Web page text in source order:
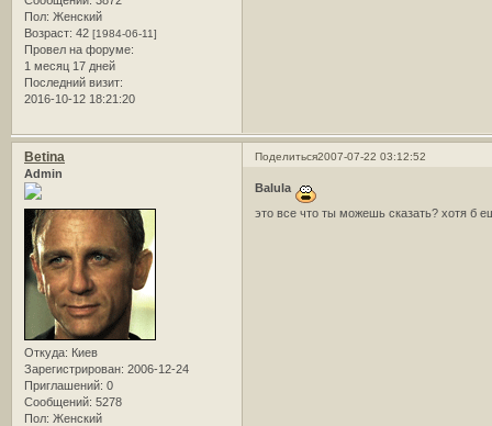
Пол: Женский
Возраст: 42 [1984-06-11]
Провел на форуме:
1 месяц 17 дней
Последний визит:
2016-10-12 18:21:20
Поделиться2007-07-22 03:12:52
Betina
Admin
Откуда: Киев
Зарегистрирован: 2006-12-24
Приглашений: 0
Сообщений: 5278
Пол: Женский
Balula
это все что ты можешь сказать? хотя б